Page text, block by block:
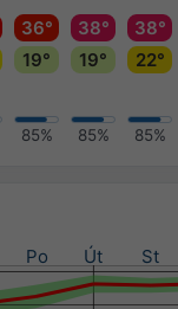
36° 38°
38°
19° 19° 22°
85% 85% 85%
Po Út St